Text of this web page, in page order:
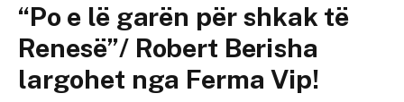
“Po e lë garën për shkak të
Renesë”/ Robert Berisha
largohet nga Ferma Vip!